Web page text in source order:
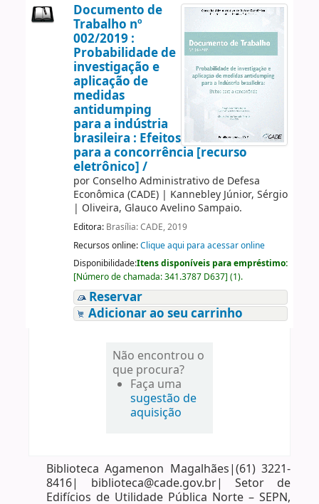
Documento de
Trabalho nº
002/2019 :
Probabilidade de
investigação e
aplicação de
medidas
antidumping
para a indústria
brasileira : Efeitos
para a concorrência [recurso
eletrônico] /
por Conselho Administrativo de Defesa
Econômica (CADE)| Kannebley Júnior, Sérgio
| Oliveira, Glauco Avelino Sampaio.
Editora: Brasília: CADE, 2019
Recursos online:Clique aqui para acessar online
Disponibilidade:Itens disponíveis para empréstimo:
[Número de chamada:341.3787 D637] (1).
Reservar
Adicionar ao seu carrinho
Não encontrou o
que procura?
Faça uma
sugestão de
aquisição
Biblioteca Agamenon Magalhães|(61) 3221-
8416| biblioteca@cade.gov.br| Setor de
Edifícios de Utilidade Pública Norte – SEPN,